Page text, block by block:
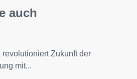
auch
revolutioniert Zukunft der
mit...